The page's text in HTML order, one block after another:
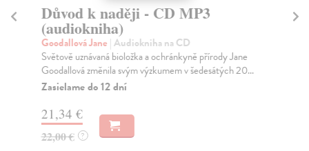
Důvod k naději - CD MP3
(audiokniha)
Goodallová Jane | Audiokniha na CD
Světově uznávaná bioložka a ochránkyně přírody Jane
Goodallová změnila svým výzkumem v šedesátých 20...
Zasielame do 12 dní
21,34 €
22,00 € ?